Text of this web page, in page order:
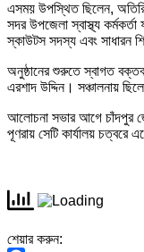
এসময় উপস্থিত ছিলেন,
সদর উপজেলা স্বাস্থ্য
স্কাউটস সদস্য এবং সাধারন
অনুষ্ঠানের শুরুতে স্বাগত
এরশাদ উদ্দিন। সঞ্চালনায়
আলোচনা সভার আগে চাঁদপুর
পূণরায় সেটি কার্যালয় চত্বরে
শেয়ার করুন: